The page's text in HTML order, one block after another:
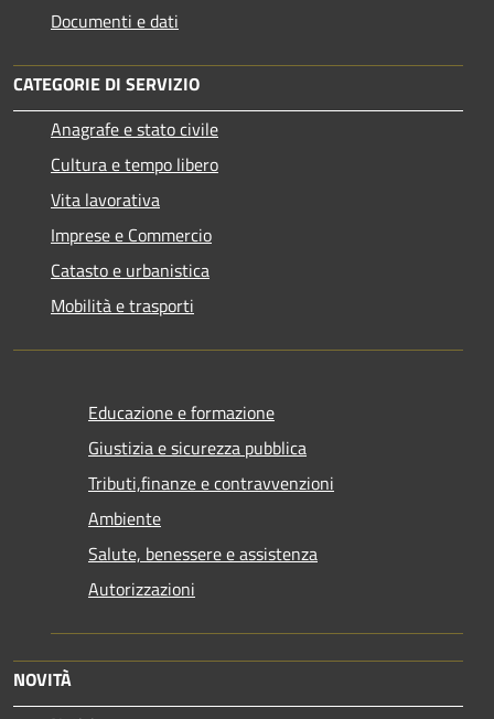
Documenti e dati
CATEGORIE DI SERVIZIO
Anagrafe e stato civile
Cultura e tempo libero
Vita lavorativa
Imprese e Commercio
Catasto e urbanistica
Mobilità e trasporti
Educazione e formazione
Giustizia e sicurezza pubblica
Tributi,finanze e contravvenzioni
Ambiente
Salute, benessere e assistenza
Autorizzazioni
NOVITÀ